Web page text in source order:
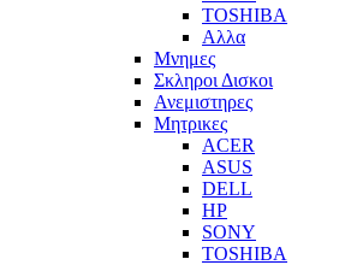
TOSHIBA
Αλλα
Μνημες
Σκληροι Δισκοι
Ανεμιστηρες
Μητρικες
ACER
ASUS
DELL
HP
SONY
TOSHIBA